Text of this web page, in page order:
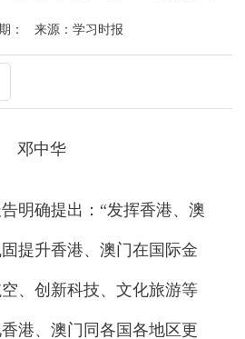
： 来源：学习时报
邓中华
确提出：“发挥香港、澳
提升香港、澳门在国际金
、创新科技、文化旅游等
港、澳门同各国各地区更